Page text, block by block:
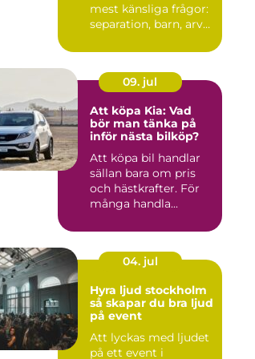
mest känsliga frågor:
separation, barn, arv
09. jul
Att köpa Kia: Vad
bör man tänka på
inför nästa bilköp?
Att köpa bil handlar
sällan bara om pris
och hästkrafter. För
många handla...
04. jul
Hyra ljud stockholm
så skapar du bra ljud
på event
Att lyckas med ljudet
på ett event i